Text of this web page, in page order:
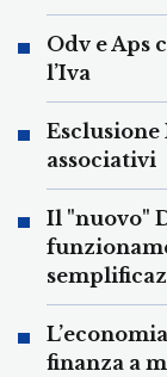
Odv e Aps
l’Iva
associativi
Il "nuovo"
finanza a